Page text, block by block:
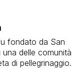
fondato da San
delle comunità
di pellegrinaggio.